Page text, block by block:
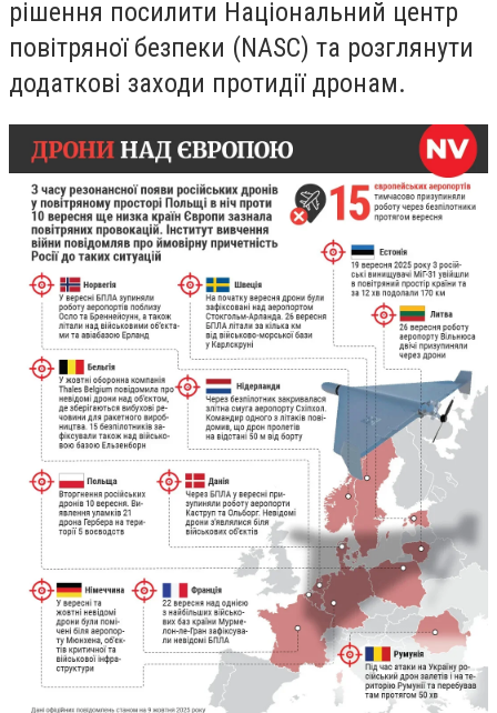
рішення посилити Національний центр
повітряної безпеки (NASC) та розглянути
додаткові заходи протидії дронам.